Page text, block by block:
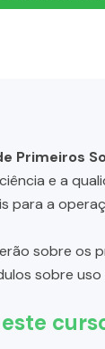
Primeiros
e a
para a
sobre os
sobre